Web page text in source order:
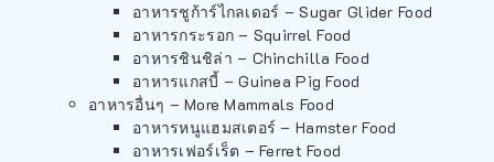
อาหารชูก้าร์ไกลเดอร์ – Sugar Glider Food
อาหารกระรอก – Squirrel Food
อาหารชินชิล่า – Chinchilla Food
อาหารแกสบี้ – Guinea Pig Food
อาหารอื่นๆ – More Mammals Food
อาหารหนูแฮมสเตอร์ – Hamster Food
อาหารเฟอร์เร็ต – Ferret Food